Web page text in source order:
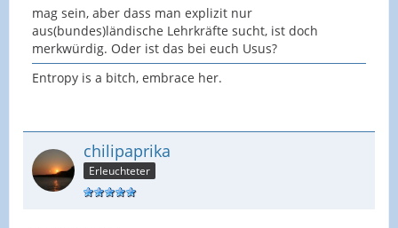
mag sein, aber dass man explizit nur
aus(bundes)ländische Lehrkräfte sucht, ist doch
merkwürdig. Oder ist das bei euch Usus?
Entropy is a bitch, embrace her.
chilipaprika
Erleuchteter